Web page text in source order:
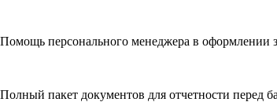
Помощь персонального менеджера в оформлении
Полный пакет документов для отчетности перед